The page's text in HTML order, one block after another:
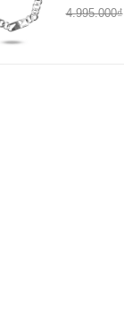
4.995.000₫